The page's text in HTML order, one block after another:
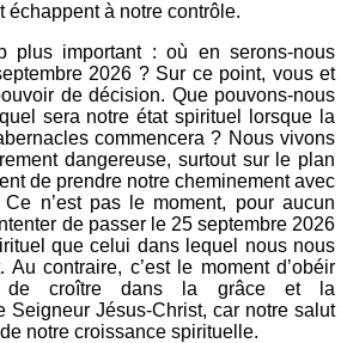
échappent à notre contrôle.
plus important : où en serons-nous
2026 ? Sur ce point, vous et
de décision. Que pouvons-nous
sera notre état spirituel lorsque la
commencera ? Nous vivons
dangereuse, surtout sur le plan
de prendre notre cheminement avec
n’est pas le moment, pour aucun
de passer le 25 septembre 2026
que celui dans lequel nous nous
Au contraire, c’est le moment d’obéir
de croître dans la grâce et la
Seigneur Jésus-Christ, car notre salut
notre croissance spirituelle.